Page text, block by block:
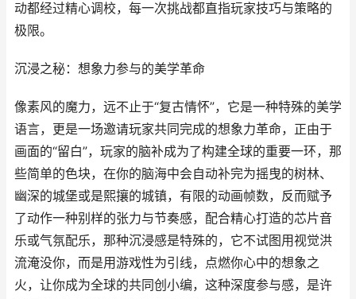
动都经过精心调校，每一次挑战都直指玩家技巧与策略的
极限。
沉浸之秘：想象力参与的美学革命
像素风的魔力，远不止于“复古情怀”，它是一种特殊的美学
语言，更是一场邀请玩家共同完成的想象力革命，正由于
画面的“留白”，玩家的脑补成为了构建全球的重要一环，那
些简单的色块，在你的脑海中会自动补完为摇曳的树林、
幽深的城堡或是熙攘的城镇，有限的动画帧数，反而赋予
了动作一种别样的张力与节奏感，配合精心打造的芯片音
乐或气氛配乐，那种沉浸感是特殊的，它不试图用视觉洪
流淹没你，而是用游戏性为引线，点燃你心中的想象之
火，让你成为全球的共同创小编，这种深度参与感，是许